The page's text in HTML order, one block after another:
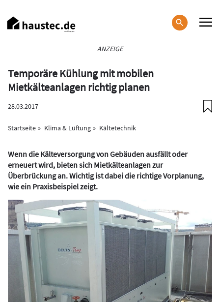
zum
Inhalt
ANZEIGE
Temporäre Kühlung mit mobilen
Mietkälteanlagen richtig planen
28.03.2017
Startseite Klima & Lüftung Kältetechnik
Wenn die Kälteversorgung von Gebäuden ausfällt oder
erneuert wird, bieten sich Mietkälteanlagen zur
Überbrückung an. Wichtig ist dabei die richtige Vorplanung,
wie ein Praxisbeispiel zeigt.